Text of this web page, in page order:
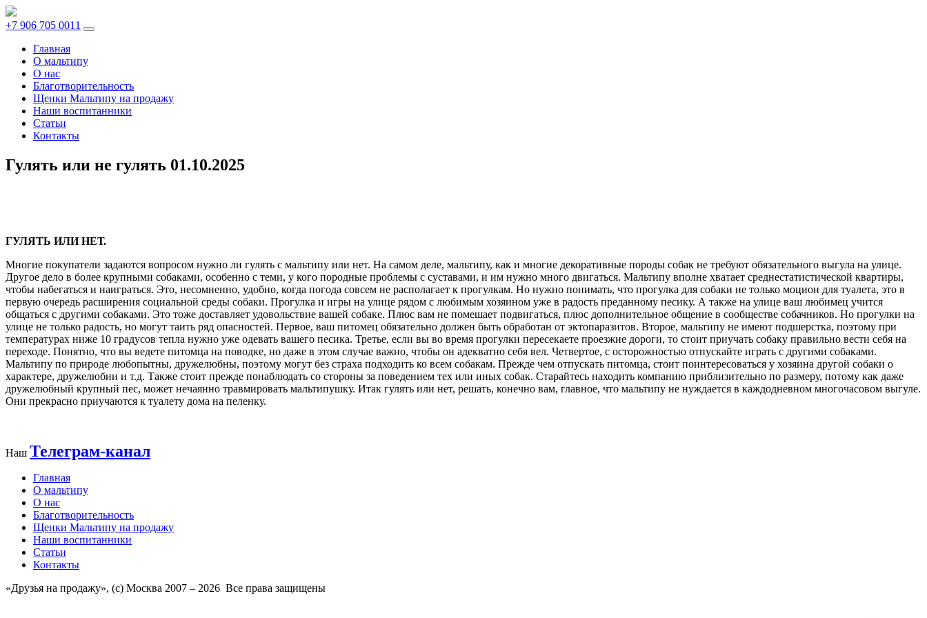
+7 906 705 0011
Главная
О мальтипу
О нас
Благотворительность
Щенки Мальтипу на продажу
Наши воспитанники
Статьи
Контакты
Гулять или не гулять 01.10.2025
ГУЛЯТЬ ИЛИ НЕТ.
Многие покупатели задаются вопросом нужно ли гулять с мальтипу или нет. На самом деле, мальтипу, как и многие декоративные породы собак не требуют обязательного выгула на улице.
Другое дело в более крупными собаками, особенно с теми, у кого породные проблемы с суставами, и им нужно много двигаться. Мальтипу вполне хватает среднестатистической квартиры,
чтобы набегаться и наиграться. Это, несомненно, удобно, когда погода совсем не располагает к прогулкам. Но нужно понимать, что прогулка для собаки не только моцион для туалета, это в
первую очередь расширения социальной среды собаки. Прогулка и игры на улице рядом с любимым хозяином уже в радость преданному песику. А также на улице ваш любимец учится
общаться с другими собаками. Это тоже доставляет удовольствие вашей собаке. Плюс вам не помешает подвигаться, плюс дополнительное общение в сообществе собачников. Но прогулки на
улице не только радость, но могут таить ряд опасностей. Первое, ваш питомец обязательно должен быть обработан от эктопаразитов. Второе, мальтипу не имеют подшерстка, поэтому при
температурах ниже 10 градусов тепла нужно уже одевать вашего песика. Третье, если вы во время прогулки пересекаете проезжие дороги, то стоит приучать собаку правильно вести себя на
переходе. Понятно, что вы ведете питомца на поводке, но даже в этом случае важно, чтобы он адекватно себя вел. Четвертое, с осторожностью отпускайте играть с другими собаками.
Мальтипу по природе любопытны, дружелюбны, поэтому могут без страха подходить ко всем собакам. Прежде чем отпускать питомца, стоит поинтересоваться у хозяина другой собаки о
характере, дружелюбии и т.д. Также стоит прежде понаблюдать со стороны за поведением тех или иных собак. Старайтесь находить компанию приблизительно по размеру, потому как даже
дружелюбный крупный пес, может нечаянно травмировать мальтипушку. Итак гулять или нет, решать, конечно вам, главное, что мальтипу не нуждается в каждодневном многочасовом выгуле.
Они прекрасно приучаются к туалету дома на пеленку.
Наш Телеграм-канал
Главная
О мальтипу
О нас
Благотворительность
Щенки Мальтипу на продажу
Наши воспитанники
Статьи
Контакты
«Друзья на продажу», (c) Москва 2007 – 2026 Все права защищены